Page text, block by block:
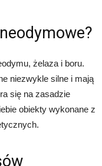
żelaza i boru.
niezwykle silne i mają
się na zasadzie
obiekty wykonane z